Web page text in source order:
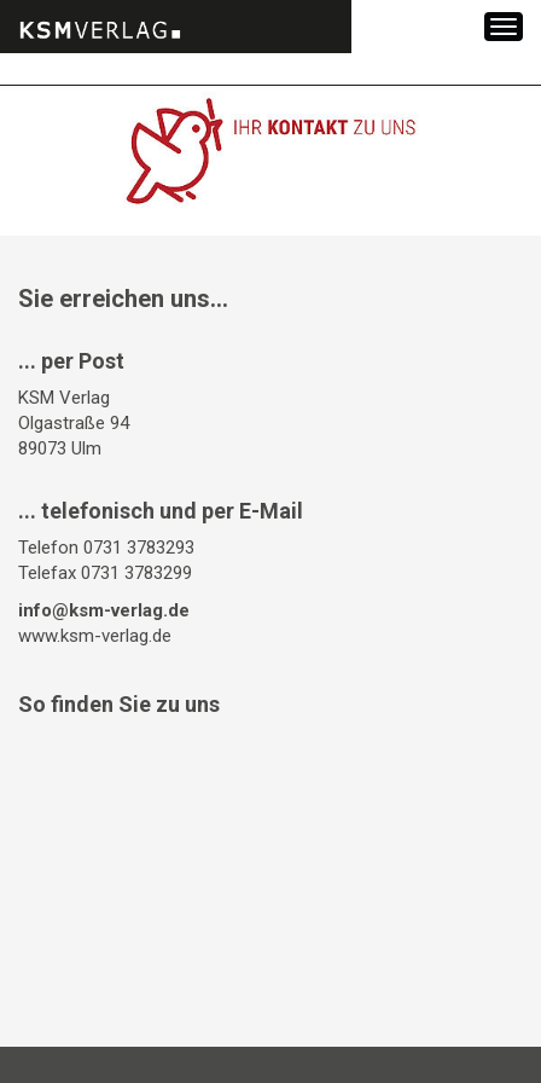
Sie erreichen uns...
... per Post
KSM Verlag
Olgastraße 94
89073 Ulm
... telefonisch und per E-Mail
Telefon 0731 3783293
Telefax 0731 3783299
info@ksm-verlag.de
www.ksm-verlag.de
So finden Sie zu uns